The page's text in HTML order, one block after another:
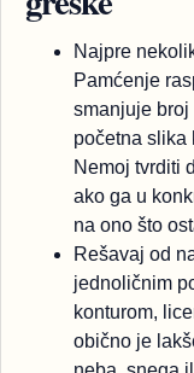
Najpre
Pamćenje
smanjuje
početna slika
Nemoj tvrditi
ako ga u
na ono što
Rešavaj od
jednoličnim
konturom,
obično je